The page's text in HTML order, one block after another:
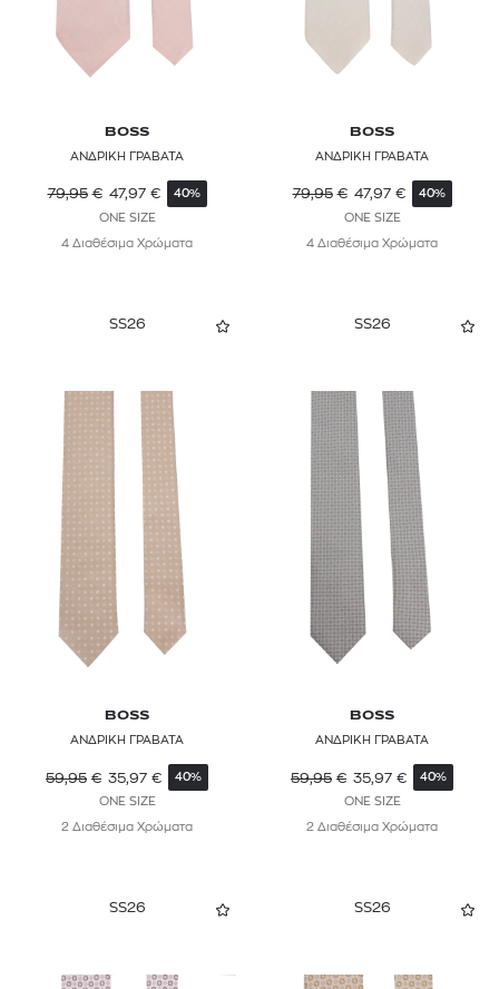
BOSS
ΑΝΔΡΙΚΗ ΓΡΑΒΑΤΑ
79,95 € 47,97 € 40%
ONE SIZE
4 Διαθέσιμα Χρώματα
BOSS
ΑΝΔΡΙΚΗ ΓΡΑΒΑΤΑ
79,95 € 47,97 € 40%
ONE SIZE
4 Διαθέσιμα Χρώματα
SS26
BOSS
ΑΝΔΡΙΚΗ ΓΡΑΒΑΤΑ
59,95 € 35,97 € 40%
ONE SIZE
2 Διαθέσιμα Χρώματα
SS26
BOSS
ΑΝΔΡΙΚΗ ΓΡΑΒΑΤΑ
59,95 € 35,97 € 40%
ONE SIZE
2 Διαθέσιμα Χρώματα
SS26 SS26